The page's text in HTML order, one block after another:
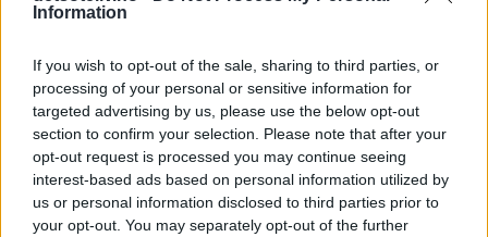
Information
If you wish to opt-out of the sale, sharing to third parties, or
processing of your personal or sensitive information for
targeted advertising by us, please use the below opt-out
section to confirm your selection. Please note that after your
opt-out request is processed you may continue seeing
interest-based ads based on personal information utilized by
us or personal information disclosed to third parties prior to
your opt-out. You may separately opt-out of the further
en hektisk juletid ønsker deg en fantastisk førjulstid
Svar
Marthe - 03.12.2019 - 08:36
Så mange gode minner med mummitrollet! ❤️